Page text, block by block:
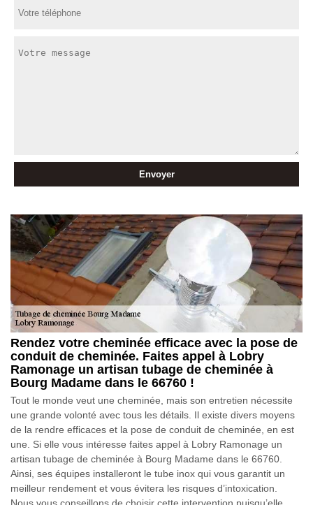
Rendez votre cheminée efficace avec la pose de
conduit de cheminée. Faites appel à Lobry
Ramonage un artisan tubage de cheminée à
Bourg Madame dans le 66760 !
Tout le monde veut une cheminée, mais son entretien nécessite
une grande volonté avec tous les détails. Il existe divers moyens
de la rendre efficaces et la pose de conduit de cheminée, en est
une. Si elle vous intéresse faites appel à Lobry Ramonage un
artisan tubage de cheminée à Bourg Madame dans le 66760.
Ainsi, ses équipes installeront le tube inox qui vous garantit un
meilleur rendement et vous évitera les risques d’intoxication.
Nous vous conseillons de choisir cette intervention puisqu’elle